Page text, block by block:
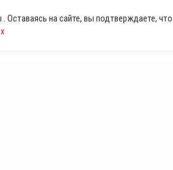
на сайте, вы подтверждаете, что